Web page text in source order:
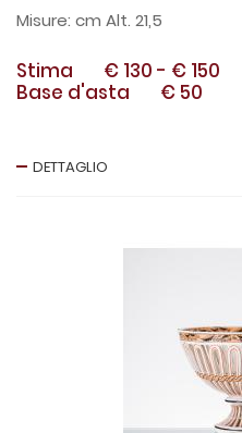
cm Alt. 21,5
Stima € 130 - € 150
Base d'asta
€ 50
DETTAGLIO